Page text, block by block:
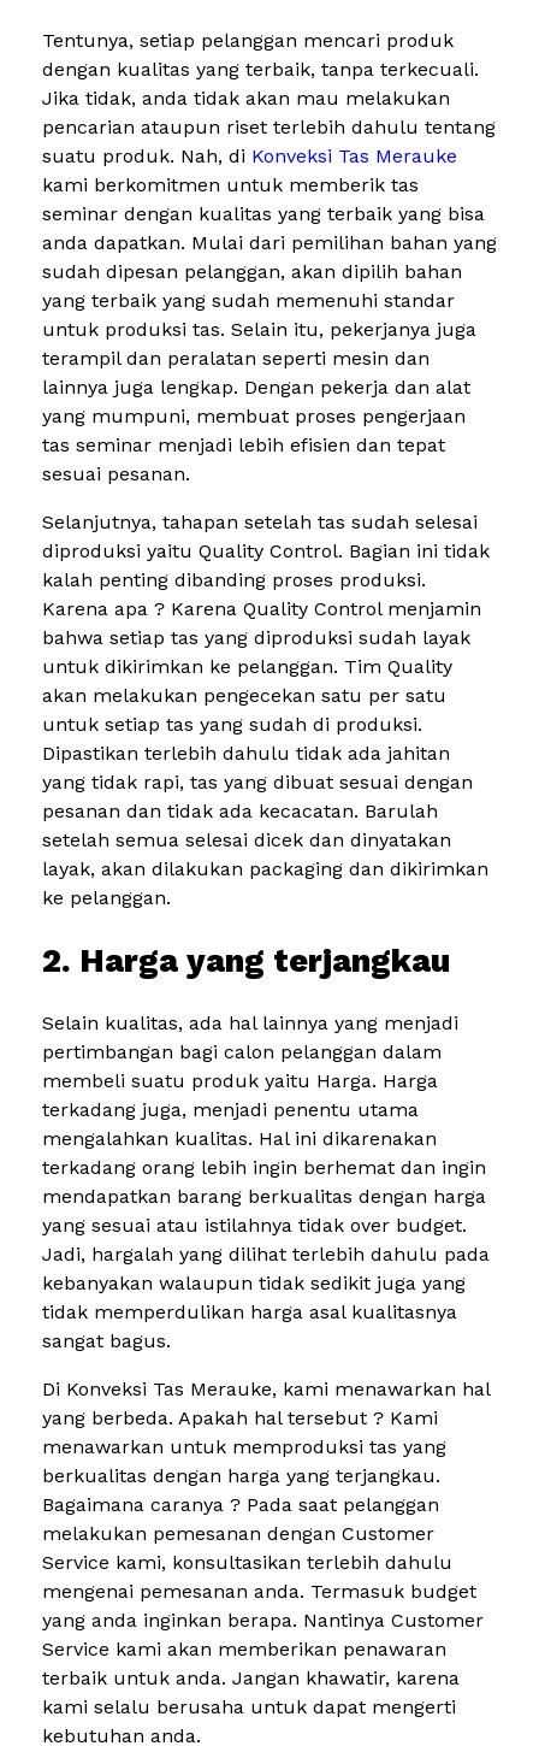
Tentunya, setiap pelanggan mencari produk
dengan kualitas yang terbaik, tanpa terkecuali.
Jika tidak, anda tidak akan mau melakukan
pencarian ataupun riset terlebih dahulu tentang
suatu produk. Nah, di Konveksi Tas Merauke
kami berkomitmen untuk memberik tas
seminar dengan kualitas yang terbaik yang bisa
anda dapatkan. Mulai dari pemilihan bahan yang
sudah dipesan pelanggan, akan dipilih bahan
yang terbaik yang sudah memenuhi standar
untuk produksi tas. Selain itu, pekerjanya juga
terampil dan peralatan seperti mesin dan
lainnya juga lengkap. Dengan pekerja dan alat
yang mumpuni, membuat proses pengerjaan
tas seminar menjadi lebih efisien dan tepat
sesuai pesanan.
Selanjutnya, tahapan setelah tas sudah selesai
diproduksi yaitu Quality Control. Bagian ini tidak
kalah penting dibanding proses produksi.
Karena apa ? Karena Quality Control menjamin
bahwa setiap tas yang diproduksi sudah layak
untuk dikirimkan ke pelanggan. Tim Quality
akan melakukan pengecekan satu per satu
untuk setiap tas yang sudah di produksi.
Dipastikan terlebih dahulu tidak ada jahitan
yang tidak rapi, tas yang dibuat sesuai dengan
pesanan dan tidak ada kecacatan. Barulah
setelah semua selesai dicek dan dinyatakan
layak, akan dilakukan packaging dan dikirimkan
ke pelanggan.
2. Harga yang terjangkau
Selain kualitas, ada hal lainnya yang menjadi
pertimbangan bagi calon pelanggan dalam
membeli suatu produk yaitu Harga. Harga
terkadang juga, menjadi penentu utama
mengalahkan kualitas. Hal ini dikarenakan
terkadang orang lebih ingin berhemat dan ingin
mendapatkan barang berkualitas dengan harga
yang sesuai atau istilahnya tidak over budget.
Jadi, hargalah yang dilihat terlebih dahulu pada
kebanyakan walaupun tidak sedikit juga yang
tidak memperdulikan harga asal kualitasnya
sangat bagus.
Di Konveksi Tas Merauke, kami menawarkan hal
yang berbeda. Apakah hal tersebut ? Kami
menawarkan untuk memproduksi tas yang
berkualitas dengan harga yang terjangkau.
Bagaimana caranya ? Pada saat pelanggan
melakukan pemesanan dengan Customer
Service kami, konsultasikan terlebih dahulu
mengenai pemesanan anda. Termasuk budget
yang anda inginkan berapa. Nantinya Customer
Service kami akan memberikan penawaran
terbaik untuk anda. Jangan khawatir, karena
kami selalu berusaha untuk dapat mengerti
kebutuhan anda.